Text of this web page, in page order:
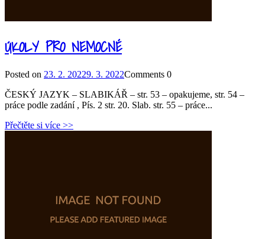
ÚKOLY PRO NEMOCNÉ
Posted on 23. 2. 20229. 3. 2022Comments 0
ČESKÝ JAZYK – SLABIKÁŘ – str. 53 – opakujeme, str. 54 –
práce podle zadání , Pís. 2 str. 20. Slab. str. 55 – práce...
Přečtěte si více >>